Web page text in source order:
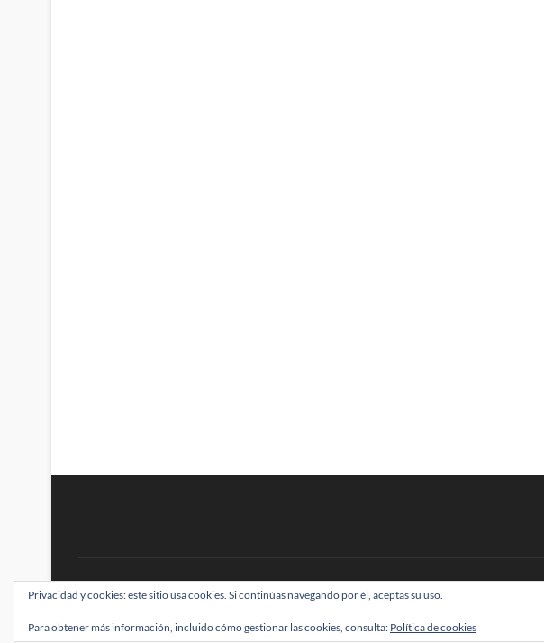
BRAINSTOMPING| Diseñado por:Theme Freesia|WordPress| © Todos los derechos reservados
Privacidad y cookies: este sitio usa cookies. Si continúas navegando por él, aceptas su uso.
Para obtener más información, incluido cómo gestionar las cookies, consulta: Política de cookies